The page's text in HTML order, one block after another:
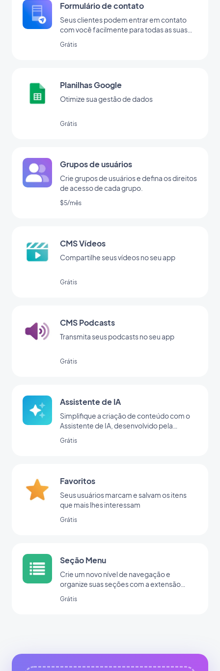
Formulário de contato
Seus clientes podem entrar em contato
com você facilmente para todas as suas
Grátis
Planilhas Google
Otimize sua gestão de dados
Grátis
Grupos de usuários
Crie grupos de usuários e defina os direitos
de acesso de cada grupo.
$5/mês
CMS Vídeos
Compartilhe seus vídeos no seu app
Grátis
CMS Podcasts
Transmita seus podcasts no seu app
Grátis
Assistente de IA
Simplifique a criação de conteúdo com o
Assistente de IA, desenvolvido pela
Grátis
Favoritos
Seus usuários marcam e salvam os itens
que mais lhes interessam
Grátis
Seção Menu
Crie um novo nível de navegação e
organize suas seções com a extensão
Grátis